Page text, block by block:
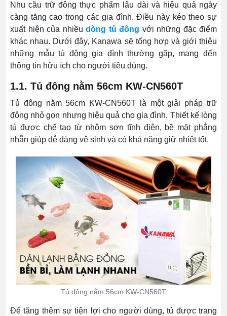
Nhu cầu trữ đông thực phẩm lâu dài và hiệu quả ngày
càng tăng cao trong các gia đình. Điều này kéo theo sự
xuất hiện của nhiều dòng tủ đông với những đặc điểm
khác nhau. Dưới đây, Kanawa sẽ tổng hợp và giới thiệu
những mẫu tủ đông gia đình thường gặp, mang đến
thông tin hữu ích cho người tiêu dùng.
1.1. Tủ đông nằm 56cm KW-CN560T
Tủ đông nằm 56cm KW-CN560T là một giải pháp trữ
đông nhỏ gọn nhưng hiệu quả cho gia đình. Thiết kế lòng
tủ được chế tạo từ nhôm sơn tĩnh điện, bề mặt phẳng
nhẵn giúp dễ dàng vệ sinh và có khả năng giữ nhiệt tốt.
Tủ đông nằm 56cm KW-CN560T
Để tăng thêm sự tiện lợi cho người dùng, tủ được trang